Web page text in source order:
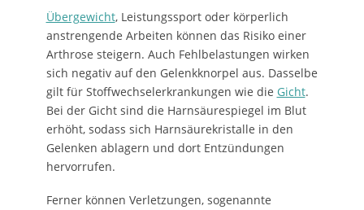
Übergewicht, Leistungssport oder körperlich
anstrengende Arbeiten können das Risiko einer
Arthrose steigern. Auch Fehlbelastungen wirken
sich negativ auf den Gelenkknorpel aus. Dasselbe
gilt für Stoffwechselerkrankungen wie die Gicht.
Bei der Gicht sind die Harnsäurespiegel im Blut
erhöht, sodass sich Harnsäurekristalle in den
Gelenken ablagern und dort Entzündungen
hervorrufen.
Ferner können Verletzungen, sogenannte